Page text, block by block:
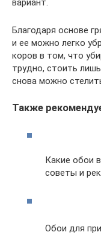
Благодаря основе
и ее можно легко
коров в том, что
трудно, стоить
снова можно
Также
Какие обои
советы и
Обои для